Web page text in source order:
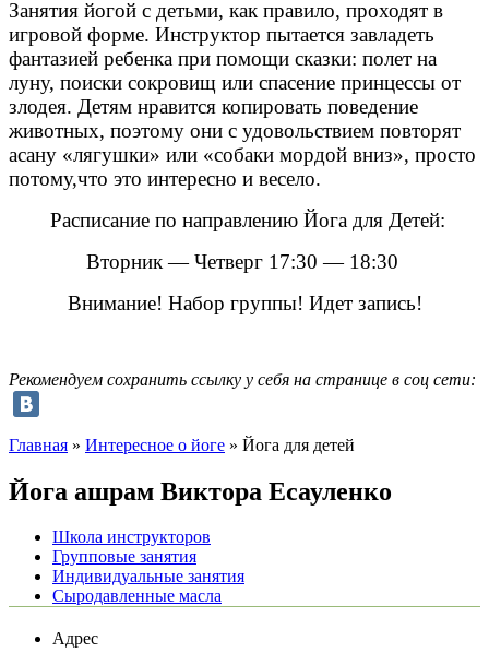
Занятия йогой с детьми, как правило, проходят в
игровой форме. Инструктор пытается завладеть
фантазией ребенка при помощи сказки: полет на
луну, поиски сокровищ или спасение принцессы от
злодея. Детям нравится копировать поведение
животных, поэтому они с удовольствием повторят
асану «лягушки» или «собаки мордой вниз», просто
потому,что это интересно и весело.
Расписание по направлению Йога для Детей:
Вторник — Четверг 17:30 — 18:30
Внимание! Набор группы! Идет запись!
Рекомендуем сохранить ссылку у себя на странице в соц сети:
Главная » Интересное о йоге » Йога для детей
Йога ашрам Виктора Есауленко
Школа инструкторов
Групповые занятия
Индивидуальные занятия
Сыродавленные масла
Адрес